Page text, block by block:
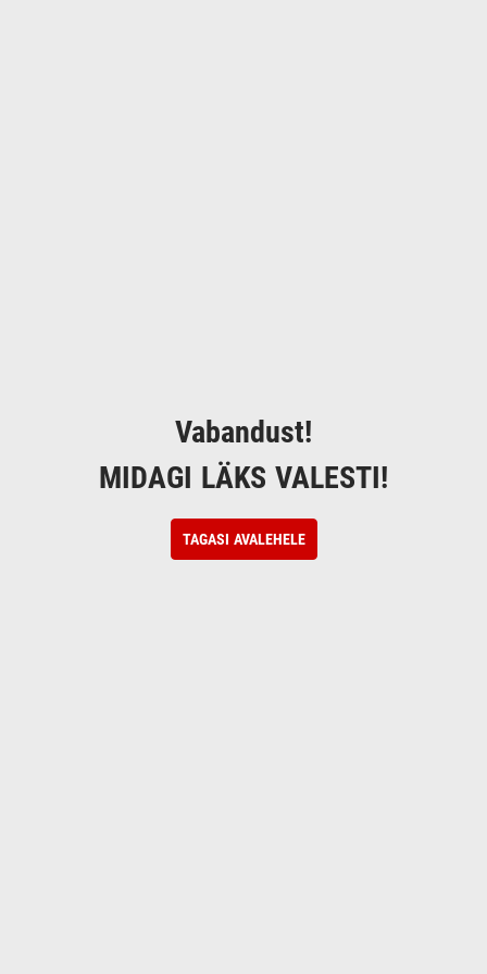
Vabandust!
MIDAGI LÄKS VALESTI!
TAGASI AVALEHELE